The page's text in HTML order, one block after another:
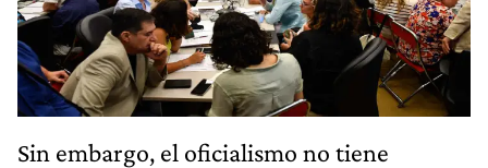
Sin embargo, el oficialismo no tiene